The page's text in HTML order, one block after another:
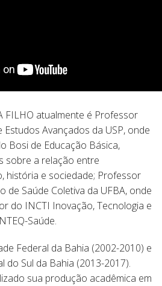
FILHO atualmente é Professor
Avançados da USP, onde
Bosi de Educação Básica,
sobre a relação entre
história e sociedade; Professor
Saúde Coletiva da UFBA, onde
do INCTI Inovação, Tecnologia e
Saúde.
Federal da Bahia (2002-2010) e
do Sul da Bahia (2013-2017).
sua produção acadêmica em